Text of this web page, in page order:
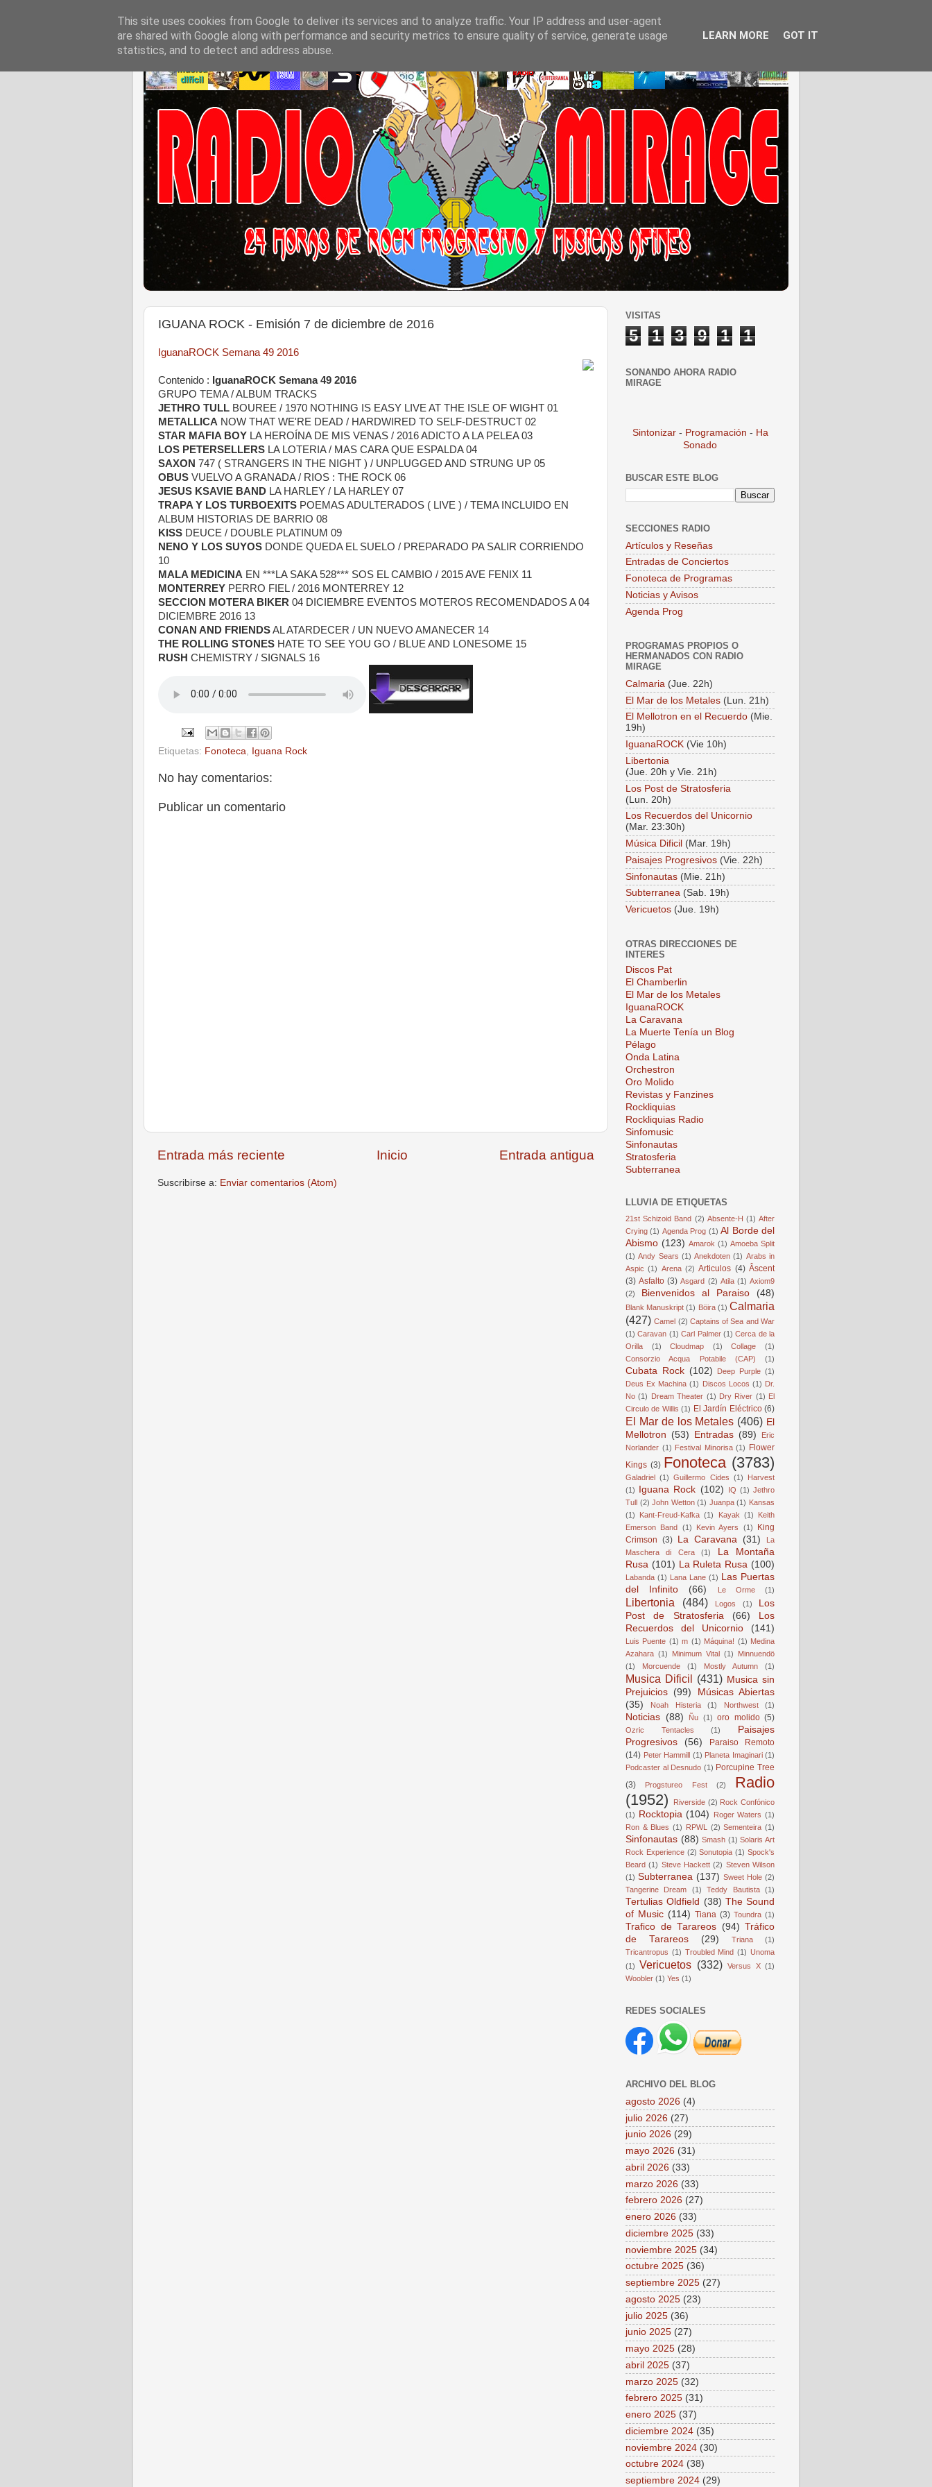
IGUANA ROCK - Emisión 7 de diciembre de 2016
IguanaROCK Semana 49 2016
Contenido : IguanaROCK Semana 49 2016
GRUPO TEMA / ALBUM TRACKS
JETHRO TULL BOUREE / 1970 NOTHING IS EASY LIVE AT THE ISLE OF WIGHT 01
METALLICA NOW THAT WE'RE DEAD / HARDWIRED TO SELF-DESTRUCT 02
STAR MAFIA BOY LA HEROÍNA DE MIS VENAS / 2016 ADICTO A LA PELEA 03
LOS PETERSELLERS LA LOTERIA / MAS CARA QUE ESPALDA 04
SAXON 747 ( STRANGERS IN THE NIGHT ) / UNPLUGGED AND STRUNG UP 05
OBUS VUELVO A GRANADA / RIOS : THE ROCK 06
JESUS KSAVIE BAND LA HARLEY / LA HARLEY 07
TRAPA Y LOS TURBOEXITS POEMAS ADULTERADOS ( LIVE ) / TEMA INCLUIDO EN
ALBUM HISTORIAS DE BARRIO 08
KISS DEUCE / DOUBLE PLATINUM 09
NENO Y LOS SUYOS DONDE QUEDA EL SUELO / PREPARADO PA SALIR CORRIENDO
10
MALA MEDICINA EN ***LA SAKA 528*** SOS EL CAMBIO / 2015 AVE FENIX 11
MONTERREY PERRO FIEL / 2016 MONTERREY 12
SECCION MOTERA BIKER 04 DICIEMBRE EVENTOS MOTEROS RECOMENDADOS A 04
DICIEMBRE 2016 13
CONAN AND FRIENDSAL ATARDECER / UN NUEVO AMANECER 14
THE ROLLING STONES HATE TO SEE YOU GO / BLUE AND LONESOME 15
RUSH CHEMISTRY / SIGNALS 16
Etiquetas: Fonoteca, Iguana Rock
No hay comentarios:
Publicar un comentario
Entrada más reciente Entrada antigua
Inicio
Suscribirse a: Enviar comentarios (Atom)
VISITAS
5 1 3 9 1 1
SONANDO AHORA RADIO
MIRAGE
Sintonizar - Programación - Ha
Sonado
BUSCAR ESTE BLOG
SECCIONES RADIO
Artículos y Reseñas
Entradas de Conciertos
Fonoteca de Programas
Noticias y Avisos
Agenda Prog
PROGRAMAS PROPIOS O
HERMANADOS CON RADIO
MIRAGE
Calmaria (Jue. 22h)
El Mar de los Metales (Lun. 21h)
El Mellotron en el Recuerdo (Mie.
19h)
IguanaROCK (Vie 10h)
Libertonia
(Jue. 20h y Vie. 21h)
Los Post de Stratosferia
(Lun. 20h)
Los Recuerdos del Unicornio
(Mar. 23:30h)
Música Dificil (Mar. 19h)
Paisajes Progresivos (Vie. 22h)
Sinfonautas (Mie. 21h)
Subterranea (Sab. 19h)
Vericuetos (Jue. 19h)
OTRAS DIRECCIONES DE
INTERES
Discos Pat
El Chamberlin
El Mar de los Metales
IguanaROCK
La Caravana
La Muerte Tenía un Blog
Pélago
Onda Latina
Orchestron
Oro Molido
Revistas y Fanzines
Rockliquias
Rockliquias Radio
Sinfomusic
Sinfonautas
Stratosferia
Subterranea
LLUVIA DE ETIQUETAS
21st Schizoid Band (2) Absente-H (1) After
Crying (1) Agenda Prog (1) Al Borde del
Abismo (123) Amarok (1) Amoeba Split
(1) Andy Sears (1) Anekdoten (1) Arabs in
Aspic (1) Arena (2) Articulos (4) Âscent
(3) Asfalto (3) Asgard (2) Atila (1) Axiom9
(2)
Bienvenidos al Paraiso (48)
Blank Manuskript (1) Böira (1) Calmaria
(427) Camel (2) Captains of Sea and War
(1) Caravan (1) Carl Palmer (1) Cerca de la
Orilla
(1) Cloudmap (1) Collage
(1)
Consorzio Acqua Potabile (CAP)
(1)
Cubata Rock (102) Deep Purple (1)
Deus Ex Machina (1) Discos Locos (1) Dr.
No (1) Dream Theater (1) Dry River (1) El
Circulo de Willis (1) El Jardín Eléctrico (6)
El Mar de los Metales (406) El
Mellotron (53) Entradas (89)
Eric
Norlander (1) Festival Minorisa (1) Flower
Kings (3) Fonoteca (3783)
Galadriel (1) Guillermo Cides (1)
Harvest
(1) Iguana Rock (102) IQ (1) Jethro
Tull (2) John Wetton (1) Juanpa (1) Kansas
(1)
Kant-Freud-Kafka (1) Kayak (1)
Keith
Emerson Band (1) Kevin Ayers (1)
King
Crimson (3) La Caravana (31)
La
Maschera di Cera
(1)
La Montaña
Rusa (101) La Ruleta Rusa (100)
Labanda (1) Lana Lane (1) Las Puertas
del Infinito
(66) Le Orme (1)
Libertonia (484) Logos (1)
Los
Post de Stratosferia
(66)
Los
Recuerdos del Unicornio
(141)
Luis Puente (1) m (1) Máquina! (1) Medina
Azahara (1) Minimum Vital (1)
Minnuendö
(1)
Morcuende (1) Mostly Autumn (1)
Musica Dificil (431) Musica sin
Prejuicios (99)
Músicas Abiertas
(35)
Noah Histeria (1) Northwest (1)
Noticias (88) Ñu (1) oro molido (5)
Ozric Tentacles (1)
Paisajes
Progresivos
(56)
Paraiso Remoto
(14) Peter Hammill (1) Planeta Imaginari (1)
Podcaster al Desnudo (1) Porcupine Tree
(3)
Progstureo Fest (2)
Radio
(1952)
Riverside (2) Rock Confónico
(1) Rocktopia (104) Roger Waters (1)
Ron & Blues (1) RPWL (2) Sementeira (1)
Sinfonautas (88) Smash (1) Solaris Art
Rock Experience (2) Sonutopia (1) Spock's
Beard (1) Steve Hackett (2) Steven Wilson
(1) Subterranea (137) Sweet Hole (2)
Tangerine Dream
(1) Teddy Bautista (1)
Tertulias Oldfield (38) The Sound
of Music (114) Tiana (3) Toundra (1)
Trafico de Tarareos (94) Tráfico
de Tarareos
(29) Triana
(1)
Tricantropus (1) Troubled Mind (1) Unoma
(1)
Vericuetos (332) Versus X (1)
Woobler (1) Yes (1)
REDES SOCIALES
ARCHIVO DEL BLOG
agosto 2026 (4)
julio 2026 (27)
junio 2026 (29)
mayo 2026 (31)
abril 2026 (33)
marzo 2026 (33)
febrero 2026 (27)
enero 2026 (33)
diciembre 2025 (33)
noviembre 2025 (34)
octubre 2025 (36)
septiembre 2025 (27)
agosto 2025 (23)
julio 2025 (36)
junio 2025 (27)
mayo 2025 (28)
abril 2025 (37)
marzo 2025 (32)
febrero 2025 (31)
enero 2025 (37)
diciembre 2024 (35)
noviembre 2024 (30)
octubre 2024 (38)
septiembre 2024 (29)
This site uses cookies from Google to deliver its services and to analyze traffic. Your IP address and user-agent
are shared with Google along with performance and security metrics to ensure quality of service, generate usage
statistics, and to detect and address abuse.
LEARN MORE GOT IT